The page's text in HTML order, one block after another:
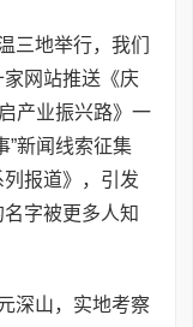
三地举行，我们
网站推送《庆
产业振兴路》一
”新闻线索征集
报道》，引发
字被更多人知
深山，实地考察